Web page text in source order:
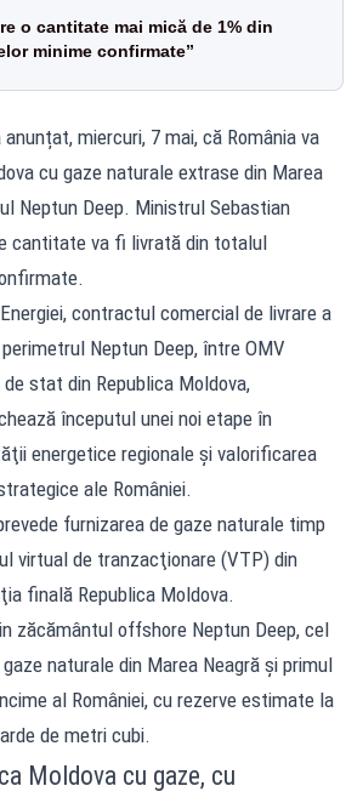
o cantitate mai mică de 1% din
minime confirmate”
miercuri, 7 mai, că România va
cu gaze naturale extrase din Marea
Neptun Deep. Ministrul Sebastian
cantitate va fi livrată din totalul
contractul comercial de livrare a
Neptun Deep, între OMV
stat din Republica Moldova,
începutul unei noi etape în
energetice regionale şi valorificarea
ale României.
furnizarea de gaze naturale timp
virtual de tranzacţionare (VTP) din
finală Republica Moldova.
zăcământul offshore Neptun Deep, cel
naturale din Marea Neagră şi primul
al României, cu rezerve estimate la
de metri cubi.
Moldova cu gaze, cu